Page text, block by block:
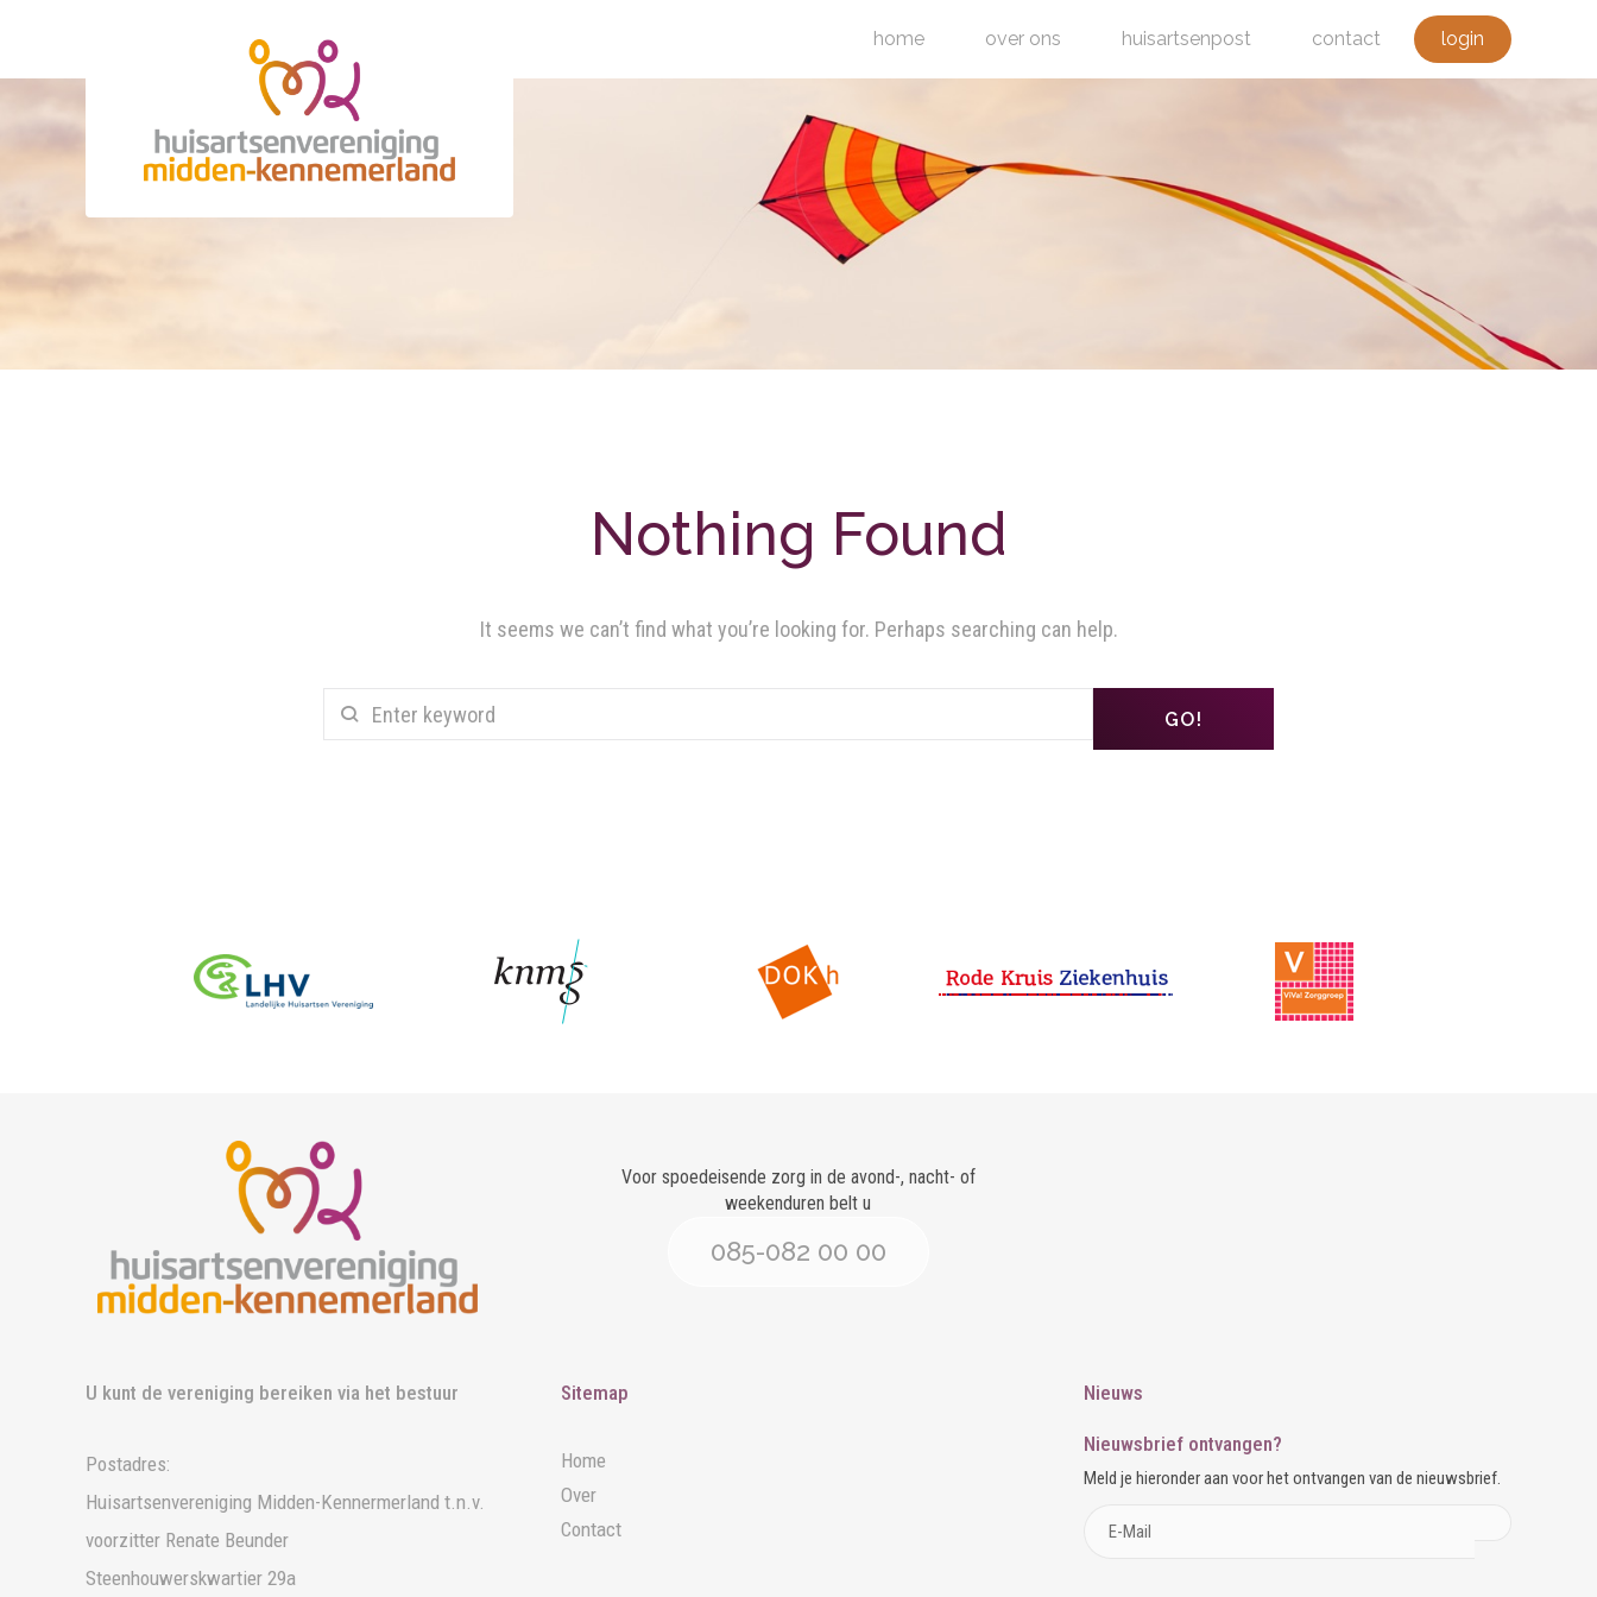
home over ons huisartsenpost contact login
Nothing Found
It seems we can’t find what you’re looking for. Perhaps searching can help.
GO!
Voor spoedeisende zorg in de avond-, nacht- of
weekenduren belt u
085-082 00 00
U kunt de vereniging bereiken via het bestuur
Postadres:
Huisartsenvereniging Midden-Kennermerland t.n.v.
voorzitter Renate Beunder
Steenhouwerskwartier 29a
Sitemap
Home
Over
Contact
Nieuws
Nieuwsbrief ontvangen?
Meld je hieronder aan voor het ontvangen van de nieuwsbrief.